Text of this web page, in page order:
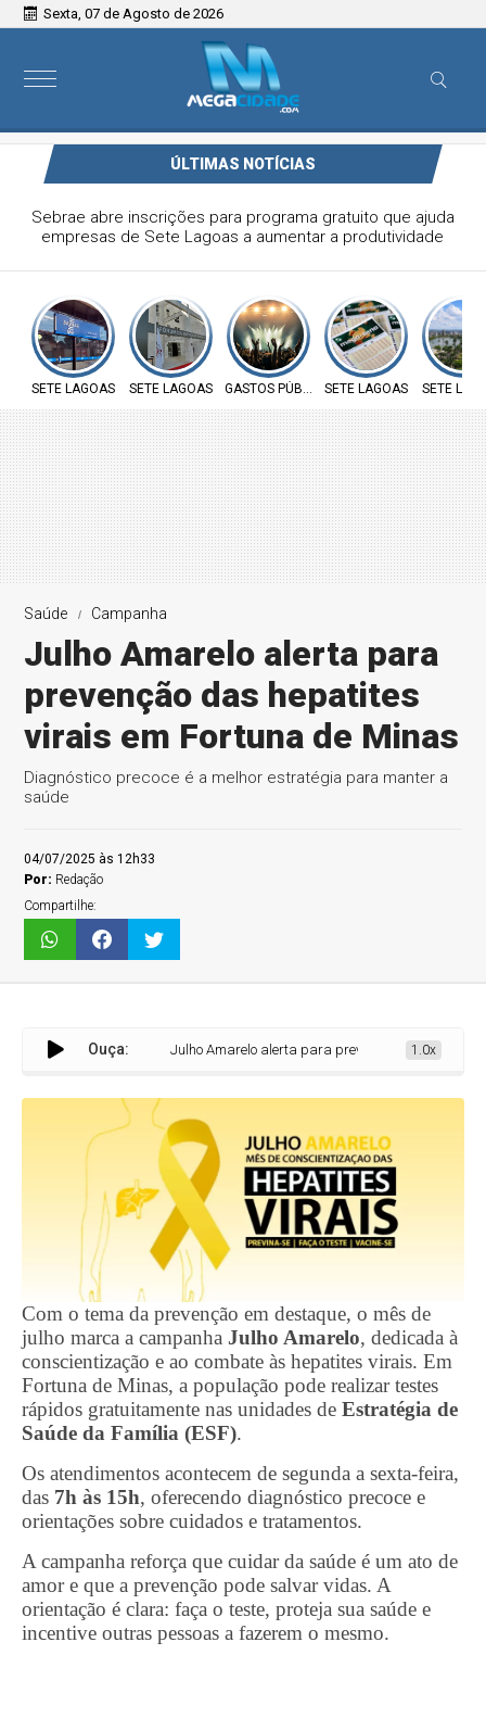
Sexta, 07 de Agosto de 2026
ÚLTIMAS NOTÍCIAS
Justiça do Trabalho mantém demissão de empregado
condenado por violência doméstica em Sete Lagoas
SETE LAGOAS SETE LAGOAS GASTOS PÚBLICOSSETE LAGOAS SETE
Saúde Campanha
Julho Amarelo alerta para
prevenção das hepatites
virais em Fortuna de Minas
Diagnóstico precoce é a melhor estratégia para manter a
saúde
04/07/2025 às 12h33
Por: Redação
Compartilhe:
Ouça:Julho Amarelo alerta para prevenção das hepatites virais
1.0x
Com o tema da prevenção em destaque, o mês de
julho marca a campanhaJulho Amarelo, dedicada à
conscientização e ao combate às hepatites virais. Em
Fortuna de Minas, a população pode realizar testes
rápidos gratuitamente nas unidades deEstratégia de
Saúde da Família (ESF).
Os atendimentos acontecem de segunda a sexta-feira,
das 7h às 15h, oferecendo diagnóstico precoce e
orientações sobre cuidados e tratamentos.
A campanha reforça que cuidar da saúde é um ato de
amor e que a prevenção pode salvar vidas. A
orientação é clara: faça o teste, proteja sua saúde e
incentive outras pessoas a fazerem o mesmo.